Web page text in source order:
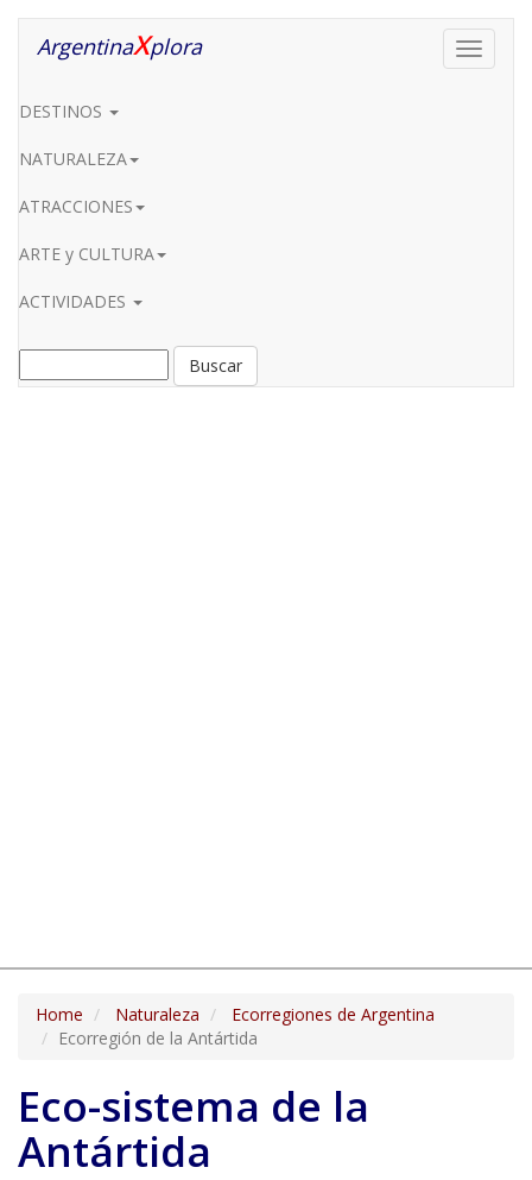
Toggle
ArgentinaXplora
DESTINOS
NATURALEZA
ATRACCIONES
ARTE y CULTURA
ACTIVIDADES
Buscar
Home Naturaleza
Ecorregiones de Argentina
Ecorregión de la Antártida
Eco-sistema de la
Antártida